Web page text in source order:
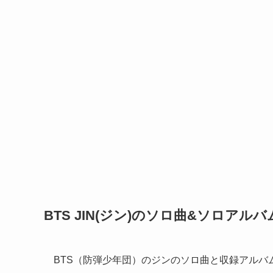
BTS JIN(ジン)のソロ曲&ソロアルバ
BTS（防弾少年団）のジンのソロ曲と収録アルバ